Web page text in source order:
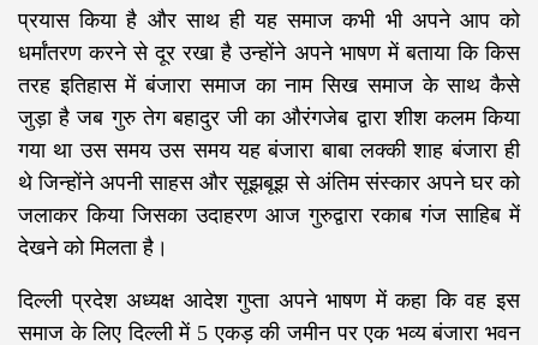
प्रयास किया है और साथ ही यह समाज कभी भी अपने आप को
धर्मांतरण करने से दूर रखा है उन्होंने अपने भाषण में बताया कि किस
तरह इतिहास में बंजारा समाज का नाम सिख समाज के साथ कैसे
जुड़ा है जब गुरु तेग बहादुर जी का औरंगजेब द्वारा शीश कलम किया
गया था उस समय उस समय यह बंजारा बाबा लक्की शाह बंजारा ही
थे जिन्होंने अपनी साहस और सूझबूझ से अंतिम संस्कार अपने घर को
जलाकर किया जिसका उदाहरण आज गुरुद्वारा रकाब गंज साहिब में
देखने को मिलता है।
दिल्ली प्रदेश अध्यक्ष आदेश गुप्ता अपने भाषण में कहा कि वह इस
समाज के लिए दिल्ली में 5 एकड़ की जमीन पर एक भव्य बंजारा भवन